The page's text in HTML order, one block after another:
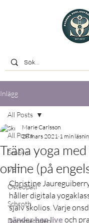
Inlägg
All Posts
ScoSym
VBT
Osteopati
Schroth
Dornmetoden
All Posts
Träna yoga
online (på
Marie Carlsson
28 mars 2021 1 min
Christine
håller digitala
själv skolios. Varje
sänder hon live och